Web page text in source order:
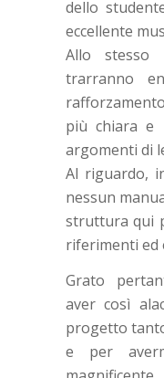
dello
eccellente
Allo stesso
trarranno
più chiara e
argomenti di
Al riguardo,
nessun
struttura qui
riferimenti ed
Grato
aver così
progetto
e per